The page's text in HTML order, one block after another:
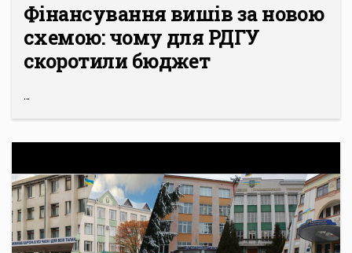
Фінансування вишів за новою
схемою: чому для РДГУ
скоротили бюджет
...